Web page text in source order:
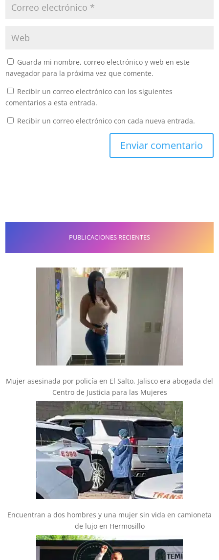
Guarda mi nombre, correo electrónico y web en este
navegador para la próxima vez que comente.
Recibir un correo electrónico con los siguientes
comentarios a esta entrada.
Recibir un correo electrónico con cada nueva entrada.
PUBLICACIONES RECIENTES
Mujer asesinada por policía en El Salto, Jalisco era abogada del
Centro de Justicia para las Mujeres
Encuentran a dos hombres y una mujer sin vida en camioneta
de lujo en Hermosillo